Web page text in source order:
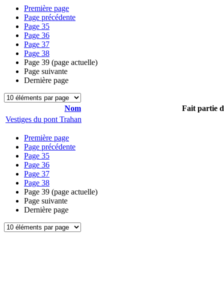
Première page
Page précédente
Page 35
Page 36
Page 37
Page 38
Page 39 (page actuelle)
Page suivante
Dernière page
Nom
Fait partie
Vestiges du pont Trahan
Première page
Page précédente
Page 35
Page 36
Page 37
Page 38
Page 39 (page actuelle)
Page suivante
Dernière page